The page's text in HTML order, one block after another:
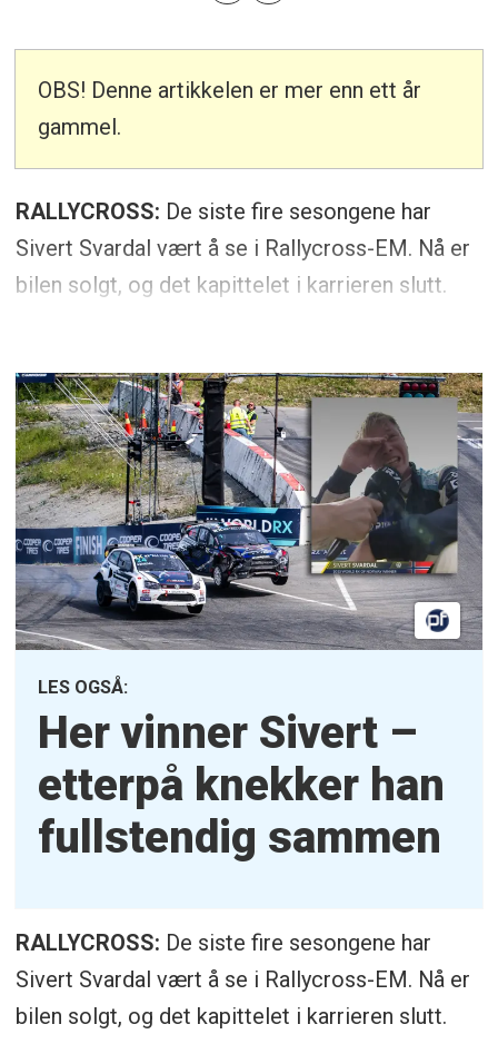
OBS! Denne artikkelen er mer enn ett år
gammel.
RALLYCROSS: De siste fire sesongene har
Sivert Svardal vært å se i Rallycross-EM. Nå er
bilen solgt, og det kapittelet i karrieren slutt.
LES OGSÅ:
Her vinner Sivert –
etterpå knekker han
fullstendig sammen
RALLYCROSS: De siste fire sesongene har
Sivert Svardal vært å se i Rallycross-EM. Nå er
bilen solgt, og det kapittelet i karrieren slutt.